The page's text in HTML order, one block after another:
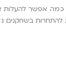
אפשר להעלות
תמחור דינמי מאפשר